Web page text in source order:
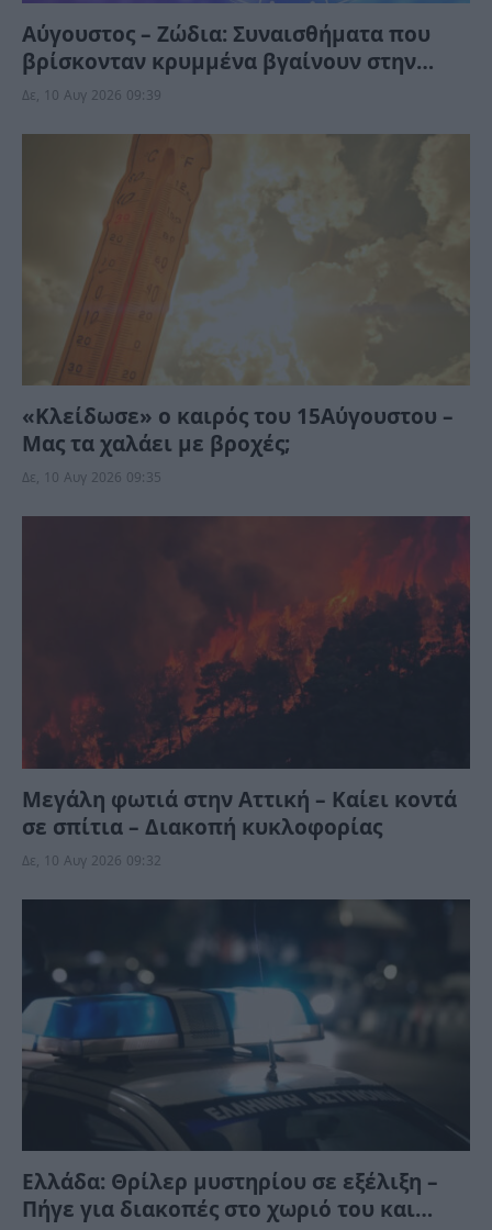
Αύγουστος – Ζώδια: Συναισθήματα που
βρίσκονταν κρυμμένα βγαίνουν στην
επιφάνεια – Ένα μήνυμα φέρνει
Δε, 10 Αυγ 2026 09:39
«Κλείδωσε» ο καιρός του 15Αύγουστου –
Μας τα χαλάει με βροχές;
Δε, 10 Αυγ 2026 09:35
Μεγάλη φωτιά στην Αττική – Καίει κοντά
σε σπίτια – Διακοπή κυκλοφορίας
Δε, 10 Αυγ 2026 09:32
Ελλάδα: Θρίλερ μυστηρίου σε εξέλιξη –
Πήγε για διακοπές στο χωριό του και